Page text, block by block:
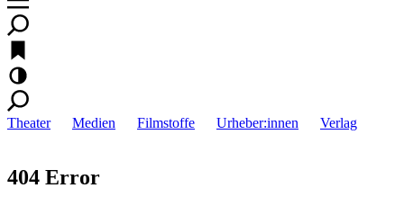
Theater Medien Filmstoffe Urheber:innen Verlag
404 Error